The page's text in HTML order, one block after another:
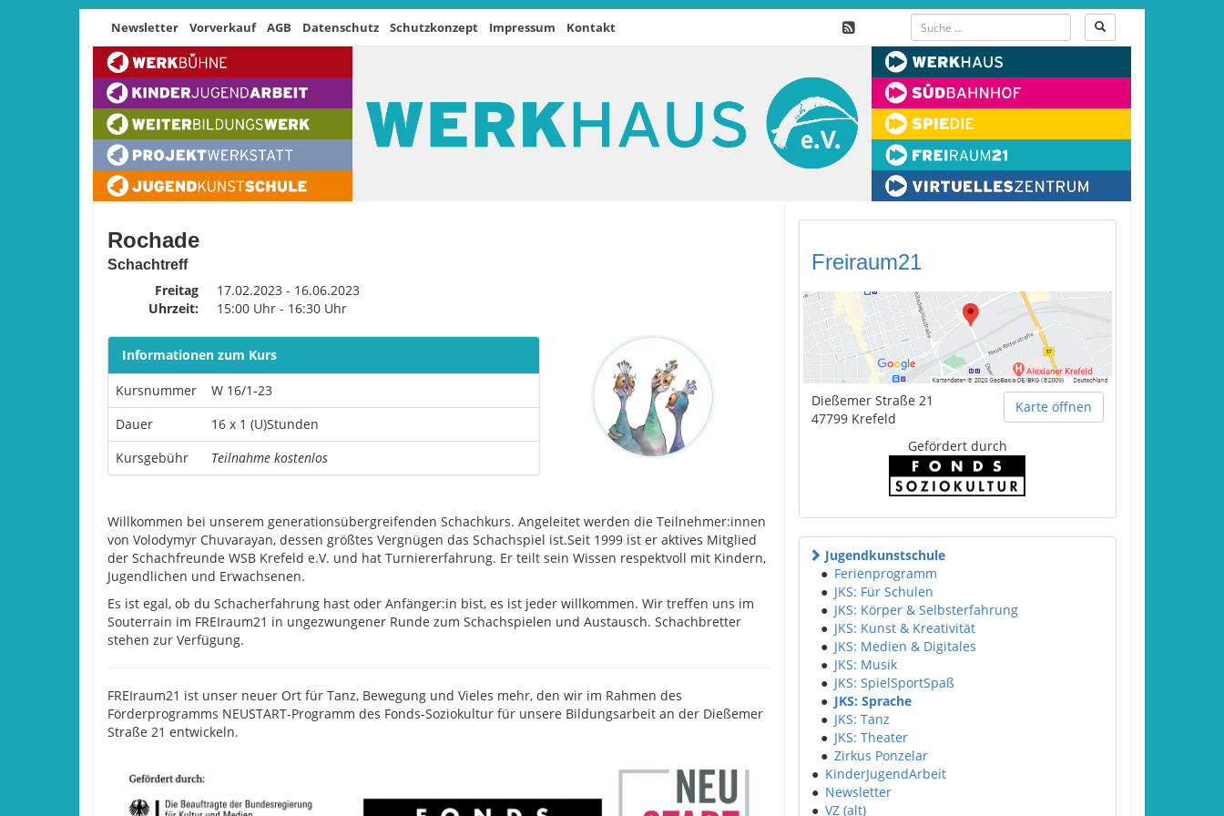
Newsletter Vorverkauf AGB Datenschutz Schutzkonzept Impressum Kontakt
Rochade
Schachtreff
Freitag
17.02.2023 - 16.06.2023
Uhrzeit:
15:00 Uhr - 16:30 Uhr
Informationen zum Kurs
Kursnummer
W 16/1-23
Dauer
16 x 1 (U)Stunden
Kursgebühr
Teilnahme kostenlos
Willkommen bei unserem generationsübergreifenden Schachkurs. Angeleitet werden die Teilnehmer:innen
von Volodymyr Chuvarayan, dessen größtes Vergnügen das Schachspiel ist.Seit 1999 ist er aktives Mitglied
der Schachfreunde WSB Krefeld e.V. und hat Turniererfahrung. Er teilt sein Wissen respektvoll mit Kindern,
Jugendlichen und Erwachsenen.
Es ist egal, ob du Schacherfahrung hast oder Anfänger:in bist, es ist jeder willkommen. Wir treffen uns im
Souterrain im FREIraum21 in ungezwungener Runde zum Schachspielen und Austausch. Schachbretter
stehen zur Verfügung.
FREIraum21 ist unser neuer Ort für Tanz, Bewegung und Vieles mehr, den wir im Rahmen des
Förderprogramms NEUSTART-Programm des Fonds-Soziokultur für unsere Bildungsarbeit an der Dießemer
Straße 21 entwickeln.
Freiraum21
Karte öffnen
Dießemer Straße 21
47799 Krefeld
Gefördert durch
Jugendkunstschule
● Ferienprogramm
● JKS: Für Schulen
● JKS: Körper & Selbsterfahrung
● JKS: Kunst & Kreativität
● JKS: Medien & Digitales
● JKS: Musik
● JKS: SpielSportSpaß
● JKS: Sprache
● JKS: Tanz
● JKS: Theater
● Zirkus Ponzelar
● KinderJugendArbeit
● Newsletter
● VZ (alt)